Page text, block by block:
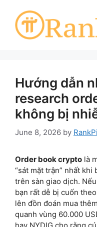
content
Hướng dẫn
research
không bị
June 8, 2026 by RankPi
Order book crypto là
“sát mặt trận” nhất
trên sàn giao dịch.
bạn rất dễ bị cuốn
lên đồn đoán mua
quanh vùng 60.000
hay NYDIG cho rằng